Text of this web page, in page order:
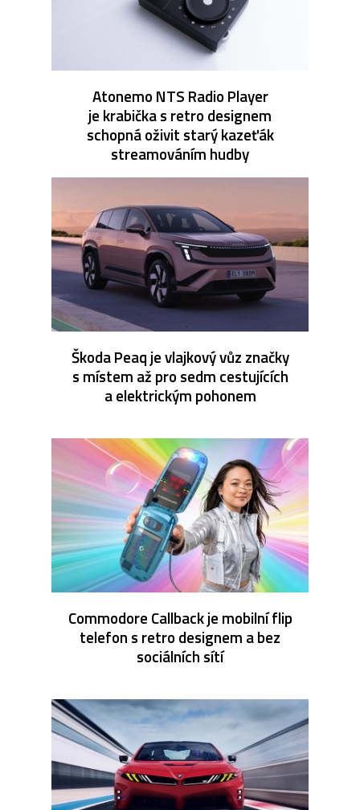
Atonemo NTS Radio Player
je krabička s retro designem
schopná oživit starý kazeťák
streamováním hudby
Škoda Peaq je vlajkový vůz značky
s místem až pro sedm cestujících
a elektrickým pohonem
Commodore Callback je mobilní flip
telefon s retro designem a bez
sociálních sítí